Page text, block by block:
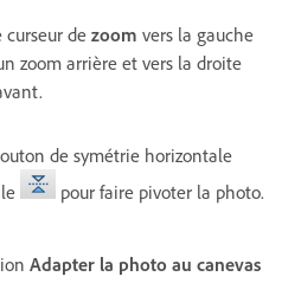
curseur de zoom vers la gauche
zoom arrière et vers la droite
de symétrie horizontale
pour faire pivoter la photo.
Adapter la photo au canevas